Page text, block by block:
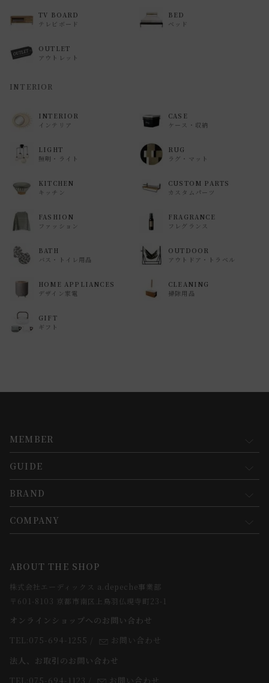
TV BOARD
テレビボード
BED
ベッド
OUTLET
アウトレット
INTERIOR
INTERIOR
インテリア
CASE
ケース・収納
LIGHT
照明・ライト
RUG
ラグ・マット
KITCHEN
キッチン
CUSTOM PARTS
カスタムパーツ
FASHION
ファッション
FRAGRANCE
フレグランス
BATH
バス・トイレ用品
OUTDOOR
アウトドア・トラベル
HOME APPLIANCES
デザイン家電
CLEANING
掃除用品
GIFT
ギフト
MEMBER
マイページ
新規会員登録
会員規約について
GUIDE
お買い物ガイド
会員登録について
お支払方法について
お届けについて
よくあるご質問
BRAND
コンセプト
webカタログ
COMPANY
求人情報
法人のお客様
スタッフ
ABOUT THE SHOP
株式会社エーディックス a.depeche事業部
〒601-8103 京都市南区上鳥羽仏現寺町23-1
オンラインショップへのお問い合わせ
TEL:075-694-1255
お問い合わせ
法人、お取引のお問い合わせ
TEL:075-694-1123
お問い合わせ